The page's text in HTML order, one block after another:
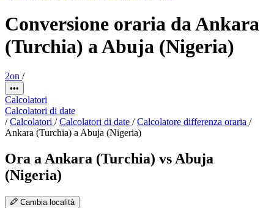
Conversione oraria da Ankara
(Turchia) a Abuja (Nigeria)
2on /
•••
Calcolatori
Calcolatori di date
/ Calcolatori / Calcolatori di date / Calcolatore differenza oraria /
Ankara (Turchia) a Abuja (Nigeria)
Ora a Ankara (Turchia) vs Abuja
(Nigeria)
Cambia località